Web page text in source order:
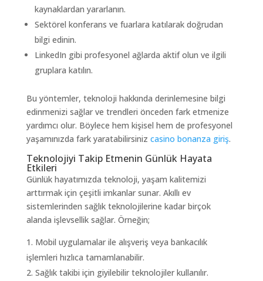
kaynaklardan yararlanın.
Sektörel konferans ve fuarlara katılarak doğrudan
bilgi edinin.
LinkedIn gibi profesyonel ağlarda aktif olun ve ilgili
gruplara katılın.
Bu yöntemler, teknoloji hakkında derinlemesine bilgi
edinmenizi sağlar ve trendleri önceden fark etmenize
yardımcı olur. Böylece hem kişisel hem de profesyonel
yaşamınızda fark yaratabilirsiniz casino bonanza giriş.
Teknolojiyi Takip Etmenin Günlük Hayata
Etkileri
Günlük hayatımızda teknoloji, yaşam kalitemizi
arttırmak için çeşitli imkanlar sunar. Akıllı ev
sistemlerinden sağlık teknolojilerine kadar birçok
alanda işlevsellik sağlar. Örneğin;
Mobil uygulamalar ile alışveriş veya bankacılık
işlemleri hızlıca tamamlanabilir.
Sağlık takibi için giyilebilir teknolojiler kullanılır.